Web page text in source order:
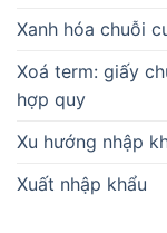
Xanh hóa chuỗi
Xoá term: giấy
hợp quy
Xu hướng nhập
Xuất nhập khẩu